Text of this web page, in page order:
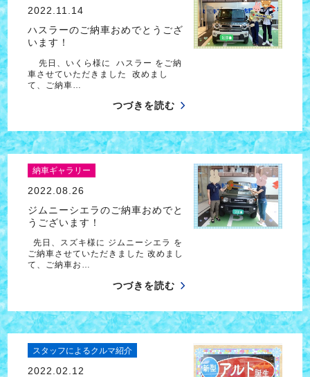
2022.11.14
ハスラーのご納車おめでとうござ
います！
先日、いくら様に ハスラー をご納
車させていただきました 改めまし
て、ご納車…
つづきを読む
納車ギャラリー
2022.08.26
ジムニーシエラのご納車おめでと
うございます！
先日、スズキ様に ジムニーシエラ を
ご納車させていただきました 改めまし
て、ご納車お…
つづきを読む
スタッフによるクルマ紹介
2022.02.12